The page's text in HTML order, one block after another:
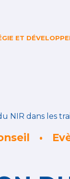
ET
NIR dans les